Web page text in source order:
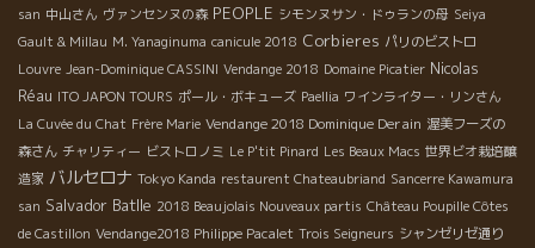
san 中山さん ヴァンセンヌの森 PEOPLE シモンヌサン・ドゥランの母 Seiya
Gault & Millau M. Yanaginuma canicule 2018 Corbieres パリのビストロ
Louvre Jean-Dominique CASSINI Vendange 2018 Domaine Picatier Nicolas
Réau ITO JAPON TOURS ポール・ボキューズ Paellia ワインライター・リンさん
La Cuvée du Chat Frère Marie Vendange 2018 Dominique Derain 渥美フーズの
森さん チャリティー ビストロノミ Le P'tit Pinard Les Beaux Macs 世界ビオ栽培醸
造家 バルセロナ Tokyo Kanda restaurent Chateaubriand Sancerre Kawamura
san Salvador Batlle 2018 Beaujolais Nouveaux partis Château Poupille Côtes
de Castillon Vendange2018 Philippe Pacalet Trois Seigneurs シャンゼリゼ通り